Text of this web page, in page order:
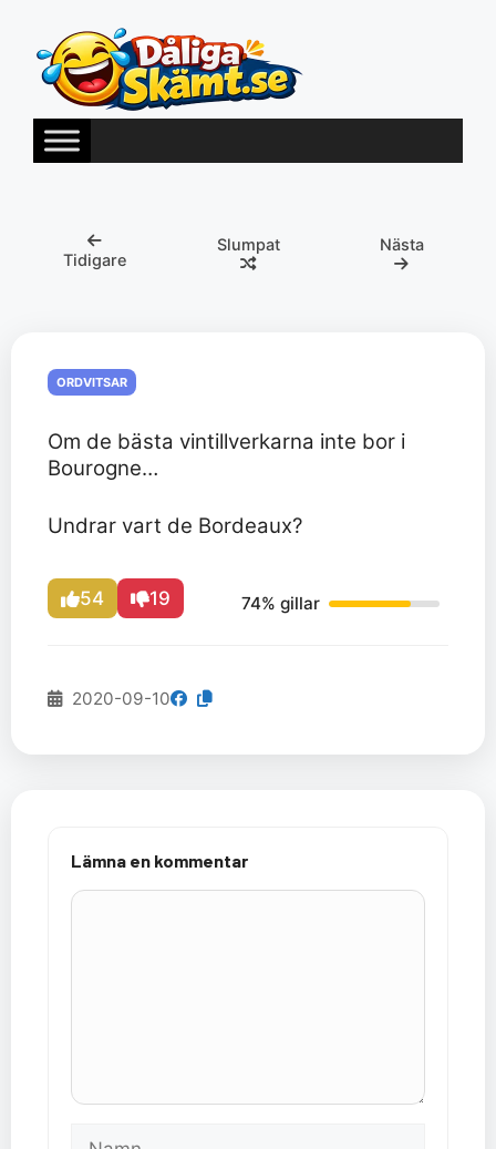
innehåll
Tidigare
Slumpat Nästa
ORDVITSAR
Om de bästa vintillverkarna inte bor i
Bourogne…
Undrar vart de Bordeaux?
54 19 74% gillar
2020-09-10
Lämna en kommentar
Kommentar
Namn